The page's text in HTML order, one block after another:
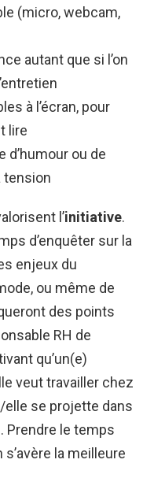
(micro, webcam,
autant que si l’on
à l’écran, pour
lire
d’humour ou de
tension
l’initiative.
d’enquêter sur la
enjeux du
ou même de
des points
RH de
qu’un(e)
veut travailler chez
se projette dans
Prendre le temps
la meilleure